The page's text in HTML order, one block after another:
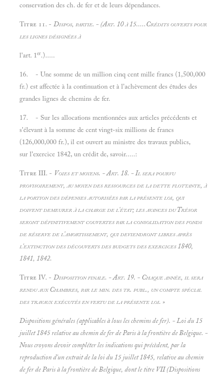
conservation des ch. de fer et de leurs dépendances.
Titre 11. - Dispos, partie. - (Art. 10 à 15.....Crédits ouverts pour
les lignes désignées à
l'art. 1er.).....
16. - Une somme de un million cinq cent mille francs (1,500,000
fr.) est affectée à la continuation et à l'achèvement des études des
grandes lignes de chemins de fer.
17. - Sur les allocations mentionnées aux articles précédents et
s'élevant à la somme de cent vingt-six millions de francs
(126,000,000 fr.), il est ouvert au ministre des travaux publics,
sur l'exercice 1842, un crédit de, savoir.....:
Titre III. - Voies et moyens. - Art. 18. - Il sera pourvu
provisoirement, au moyen des ressources de la dette flottante, à
la portion des dépenses autorisées par la présente loi, qui
doivent demeurer à la charge de l'état; les avances du Trésor
seront définitivement couvertes par la consolidation des fonds
de réserve de l'amortissement, qui deviendront libres après
l'extinction des découverts des budgets des exercices 1840,
1841, 1842.
Titre IV. - Disposition finale. - Art. 19. - Chaque année, il sera
rendu aux Chambres, par le min. des tr. publ., un compte spécial
des travaux exécutés en vertu de la présente loi. »
Dispositions générales (applicables à lous les chemins de fer). -Loi du 15
juillet 1845 relative au chemin de fer de Paris à la frontière de Belgique. -
Nous croyons devoir compléter les indications qui précèdent, par la
reproduction d'un extrait de la loi du 15 juillet 1845, relative au chemin
de fer de Paris à la frontière de Belgique, dont le titre VII (Dispositions